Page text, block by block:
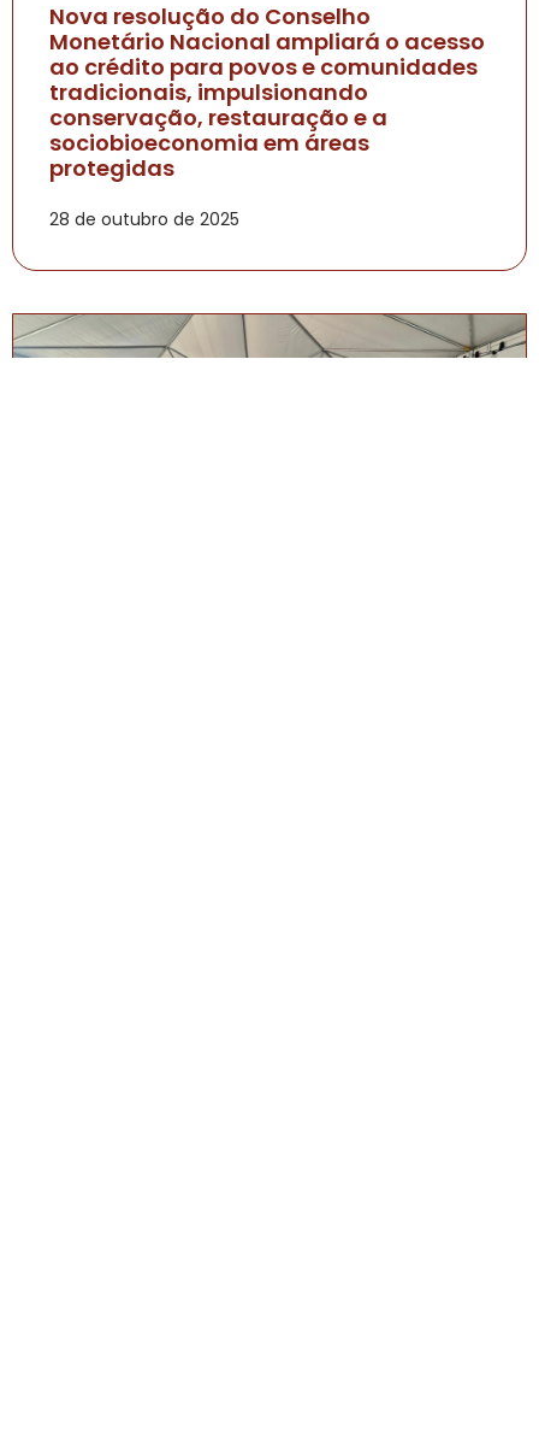
Nova resolução do Conselho
Monetário Nacional ampliará o acesso
ao crédito para povos e comunidades
tradicionais, impulsionando
conservação, restauração e a
sociobioeconomia em áreas
protegidas
28 de outubro de 2025